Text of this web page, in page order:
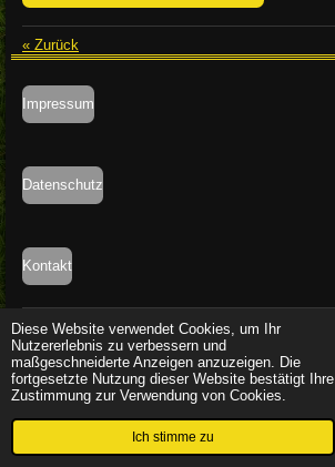
Diese Website verwendet Cookies, um Ihr
Nutzererlebnis zu verbessern und
maßgeschneiderte Anzeigen anzuzeigen. Die
fortgesetzte Nutzung dieser Website bestätigt Ihre
Zustimmung zur Verwendung von Cookies.
Ich stimme zu
« Zurück
Impressum
Datenschutz
Kontakt
© 2023 - 2026 SV Grün - Weiß 21 Thalberg e.V.
Mit Unterstützung vonWebador